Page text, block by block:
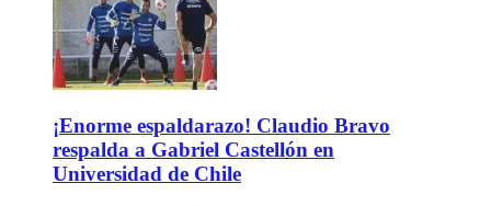
¡Enorme espaldarazo! Claudio Bravo
respalda a Gabriel Castellón en
Universidad de Chile